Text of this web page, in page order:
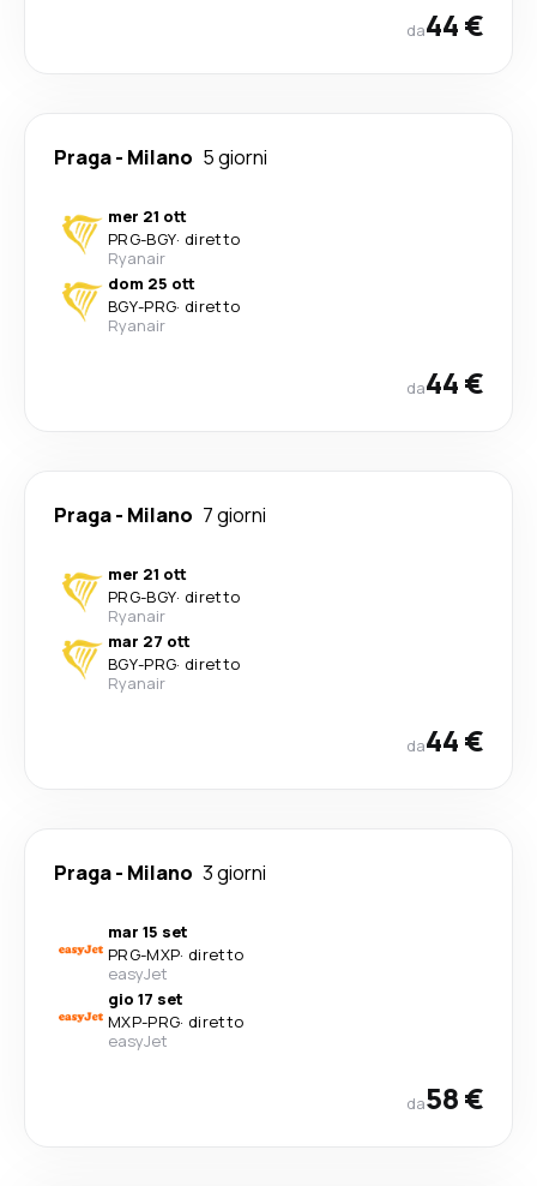
da44 €
Praga- Milano 5 giorni
mer 21 ott
PRG-BGY· diretto
Ryanair
dom 25 ott
BGY-PRG· diretto
Ryanair
da44 €
Praga- Milano 7 giorni
mer 21 ott
PRG-BGY· diretto
Ryanair
mar 27 ott
BGY-PRG· diretto
Ryanair
da44 €
Praga- Milano 3 giorni
mar 15 set
PRG-MXP· diretto
easyJet
gio 17 set
MXP-PRG· diretto
easyJet
da58 €